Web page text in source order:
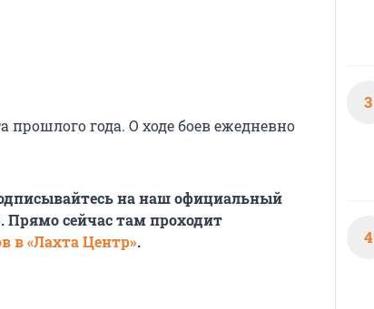
прошлого года. О ходе боев ежедневно
на наш официальный
Прямо сейчас там проходит
в «Лахта Центр».
3
4